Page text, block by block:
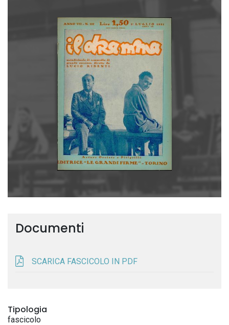
Documenti
SCARICA FASCICOLO IN PDF
Tipologia
fascicolo